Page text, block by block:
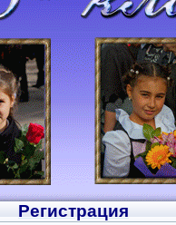
Регистрация